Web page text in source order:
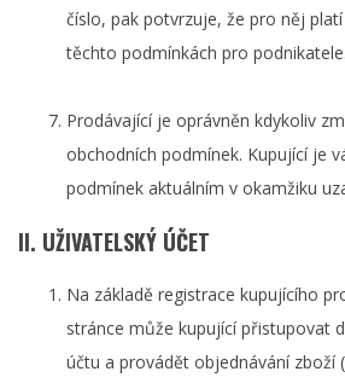
číslo, pak potvrzuje, že pro něj
těchto podmínkách pro podnikatele.
Prodávající je oprávněn kdykoliv
obchodních podmínek. Kupující je
podmínek aktuálním v okamžiku
II. UŽIVATELSKÝ ÚČET
Na základě registrace kupujícího
stránce může kupující přistupovat
účtu a provádět objednávání zboží